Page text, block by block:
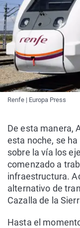
Renfe | Europa Press
De esta manera,
esta noche, se
sobre la vía los
comenzado a
infraestructura.
alternativo de
Cazalla de la
Hasta el